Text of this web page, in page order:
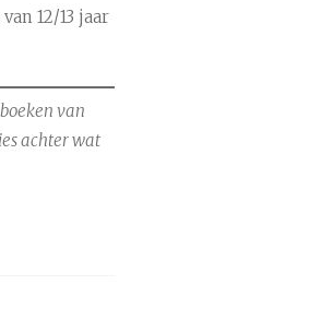
12/13 jaar
van
achter wat